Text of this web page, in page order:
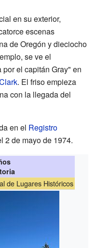
en su exterior,
escenas
de Oregón y dieciocho
se ve el
el capitán Gray" en
. El friso empieza
con la llegada del
en el Registro
2 de mayo de 1974.
de Lugares Históricos